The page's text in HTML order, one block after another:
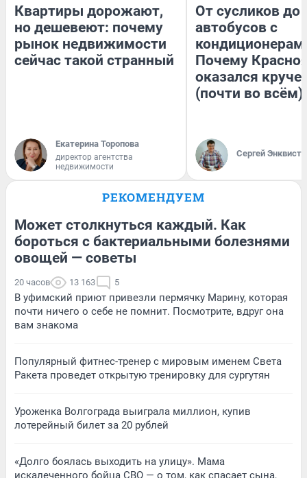
Квартиры дорожают,
но дешевеют: почему
рынок недвижимости
сейчас такой странный
Екатерина Торопова
директор агентства
недвижимости
От сусликов до
автобусов с
Почему
оказался
(почти во всём)
Сергей Энквист
РЕКОМЕНДУЕМ
Может столкнуться каждый. Как
бороться с бактериальными болезнями
овощей — советы
20 часов 13 163 5
В уфимский приют привезли пермячку Марину, которая
почти ничего о себе не помнит. Посмотрите, вдруг она
вам знакома
Популярный фитнес-тренер с мировым именем Света
Ракета проведет открытую тренировку для сургутян
Уроженка Волгограда выиграла миллион, купив
лотерейный билет за 20 рублей
«Долго боялась выходить на улицу». Мама
искалеченного бойца СВО — о том, как спасает сына,